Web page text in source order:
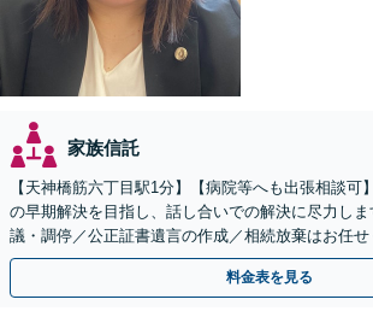
家族信託
【天神橋筋六丁目駅1分】【病院等へも出張相談可
の早期解決を目指し、話し合いでの解決に尽力し
議・調停／公正証書遺言の作成／相続放棄はお任せ
ラス利用】【初回相談無料】【夜間・休日面談】
料金表を見る